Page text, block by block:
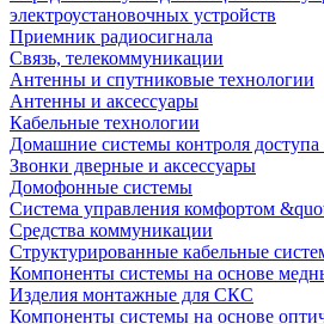
электроустановочных устройств
Приемник радиосигнала
Связь, телекоммуникации
Антенны и спутниковые технологии
Антенны и аксессуары
Кабельные технологии
Домашние системы контроля доступа
Звонки дверные и аксессуары
Домофонные системы
Система управления комфортом
Средства коммуникации
Структурированные кабельные
Компоненты системы на основе
Изделия монтажные для СКС
Компоненты системы на основе